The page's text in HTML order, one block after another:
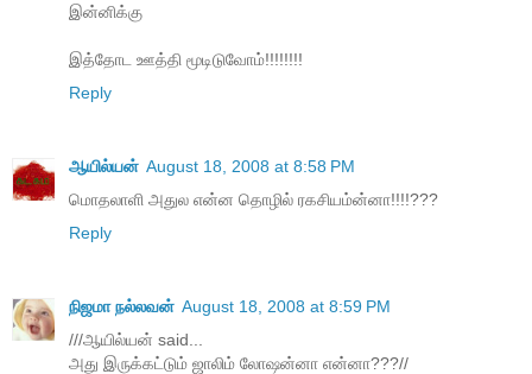
இன்னிக்கு
இத்தோட ஊத்தி மூடிடுவோம்!!!!!!!!
Reply
ஆயில்யன் August 18, 2008 at 8:58 PM
மொதலாளி அதுல என்ன தொழில் ரகசியம்ன்னா!!!!???
Reply
நிஜமா நல்லவன் August 18, 2008 at 8:59 PM
///ஆயில்யன் said...
அது இருக்கட்டும் ஜாலிம் லோஷன்னா என்னா???//